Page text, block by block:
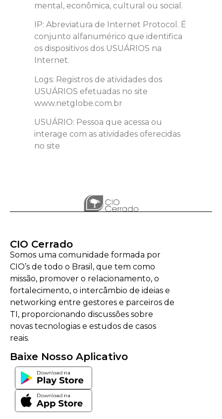
mental, econômica, cultural ou social.
IP: Abreviatura de Internet Protocol. É
conjunto alfanumérico que identifica
os dispositivos dos USUÁRIOS na
Internet.
Logs: Registros de atividades dos
USUÁRIOS efetuadas no site
www.netglobe.com.br
USUÁRIO: Pessoa que acessa ou
interage com as atividades oferecidas
no site
CIO Cerrado
Somos uma comunidade formada por
CIO’s de todo o Brasil, que tem como
missão, promover o relacionamento, o
fortalecimento, o intercâmbio de ideias e
networking entre gestores e parceiros de
TI, proporcionando discussões sobre
novas tecnologias e estudos de casos
reais.
Baixe Nosso Aplicativo